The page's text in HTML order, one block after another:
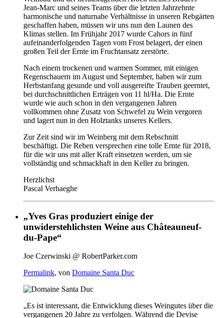
Jean-Marc und seines Teams über die letzten Jahrzehnte
harmonische und naturnahe Verhältnisse in unseren Rebgärten
geschaffen haben, müssen wir uns nun den Launen des
Klimas stellen. Im Frühjahr 2017 wurde Cahors in fünf
aufeinanderfolgenden Tagen vom Frost belagert, der einen
großen Teil der Ernte im Fruchtansatz zerstörte.
Nach einem trockenen und warmen Sommer, mit einigen
Regenschauern im August und September, haben wir zum
Herbstanfang gesunde und voll ausgereifte Trauben geerntet,
bei durchschnittlichen Erträgen von 11 hl/Ha. Die Ernte
wurde wie auch schon in den vergangenen Jahren
vollkommen ohne Zusatz von Schwefel zu Wein vergoren
und lagert nun in den Holztanks unseres Kellers.
Zur Zeit sind wir im Weinberg mit dem Rebschnitt
beschäftigt. Die Reben versprechen eine tolle Ernte für 2018,
für die wir uns mit aller Kraft einsetzen werden, um sie
vollständig und schmackhaft in den Keller zu bringen.
Herzlichst
Pascal Verhaeghe
„Yves Gras produziert einige der
unwiderstehlichsten Weine aus Châteauneuf-
du-Pape“
Joe Czerwinski @ RobertParker.com
Permalink, von Domaine Santa Duc
„Es ist interessant, die Entwicklung dieses Weingutes über die
vergangenen 20 Jahre zu verfolgen. Während die Devise